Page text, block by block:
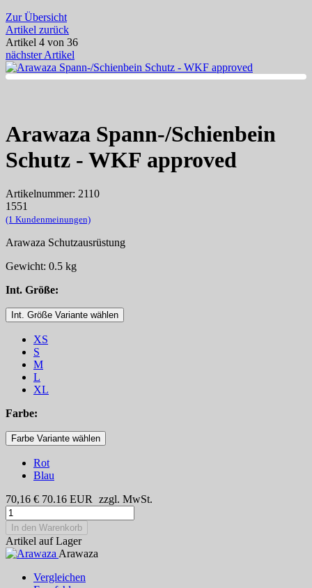
Zur Übersicht
Artikel zurück
Artikel 4 von 36
nächster Artikel
Arawaza Spann-/Schienbein
Schutz - WKF approved
Artikelnummer: 2110
1551
(1 Kundenmeinungen)
Arawaza Schutzausrüstung
Gewicht: 0.5 kg
Int. Größe:
Int. Größe Variante wählen
XS
S
M
L
XL
Farbe:
Farbe Variante wählen
Rot
Blau
70,16 € 70.16 EUR zzgl. MwSt.
In den Warenkorb
Artikel auf Lager
Arawaza
Vergleichen